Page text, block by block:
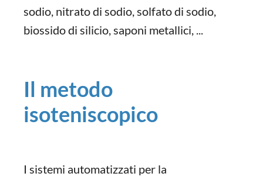
sodio, nitrato di sodio, solfato di sodio,
biossido di silicio, saponi metallici, ...
Il metodo
isoteniscopico
I sistemi automatizzati per la